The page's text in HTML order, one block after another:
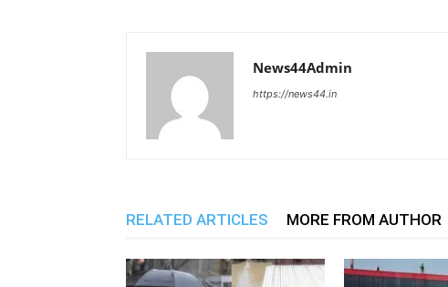
News44Admin
https://news44.in
RELATED ARTICLES MORE FROM AUTHOR